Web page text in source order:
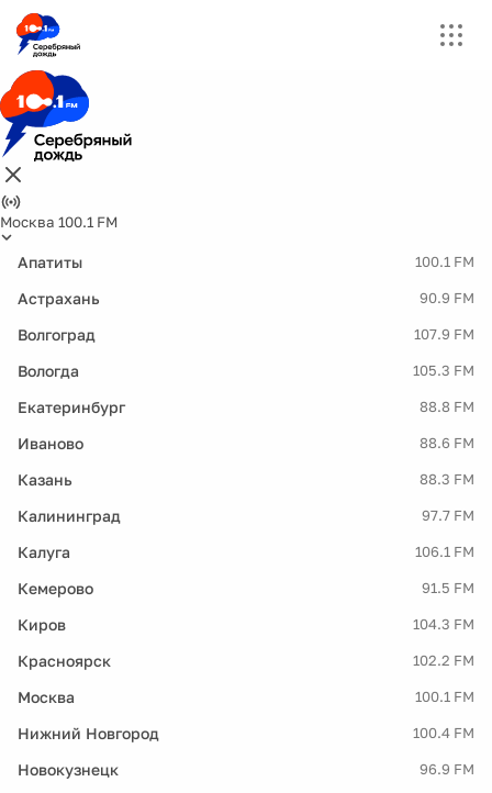
Москва 100.1 FM
Апатиты 100.1 FM
Астрахань 90.9 FM
Волгоград 107.9 FM
Вологда 105.3 FM
Екатеринбург 88.8 FM
Иваново 88.6 FM
Казань 88.3 FM
Калининград 97.7 FM
Калуга 106.1 FM
Кемерово 91.5 FM
Киров 104.3 FM
Красноярск 102.2 FM
Москва 100.1 FM
Нижний Новгород 100.4 FM
Новокузнецк 96.9 FM